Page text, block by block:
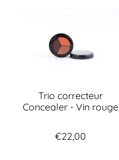
Trio correcteur
Concealer - Vin rouge
€22,00